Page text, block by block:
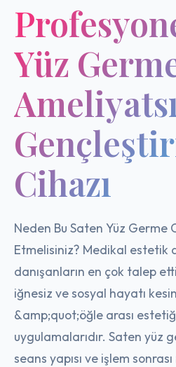
Yüz
Cihazı
Neden Bu Saten Yüz Germe
Etmelisiniz? Medikal estetik
danışanların en çok talep
iğnesiz ve sosyal hayatı
&amp;quot;öğle arası
uygulamalarıdır. Saten yüz
seans yapısı ve işlem